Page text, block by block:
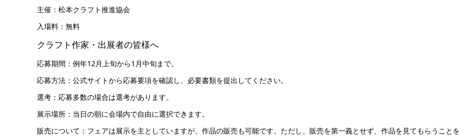
主催：​松本クラフト推進協会
入場料：無料
クラフト作家・出展者の皆様へ
応募期間：​例年12月上旬から1月中旬まで。
応募方法：​公式サイトから応募要項を確認し、必要書類を提出してください。
選考：​応募多数の場合は選考があります。
展示場所：​当日の朝に会場内で自由に選択できます。
販売について：​フェアは展示を主としていますが、作品の販売も可能です。ただし、販売を第一義とせず、作品を見てもらうこと